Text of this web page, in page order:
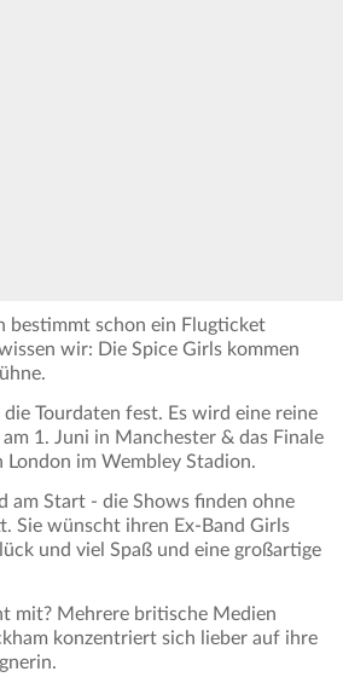
bestimmt schon ein Flugticket
wir: Die Spice Girls kommen
Tourdaten fest. Es wird eine reine
1. Juni in Manchester & das Finale
London im Wembley Stadion.
am Start - die Shows finden ohne
Sie wünscht ihren Ex-Band Girls
und viel Spaß und eine großartige
mit? Mehrere britische Medien
konzentriert sich lieber auf ihre